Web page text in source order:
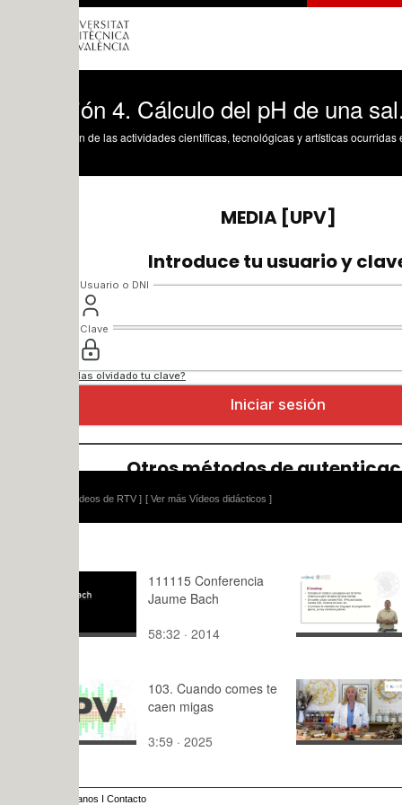
4. Cálculo del pH de una sal.
de las actividades científicas, tecnológicas y artísticas ocurridas en los tres
[ Ver más Vídeos didácticos ]
111115 Conferencia
Jaume Bach
58:32 · 2014
El Mashup
5:36 · 2013
103. Cuando comes te
caen migas
3:59 · 2025
QUÉ SON
COLORES
5:18 · 2023